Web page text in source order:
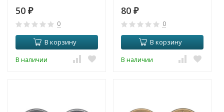
50 ₽
0
В корзину
В наличии
80 ₽
0
В корзину
В наличии